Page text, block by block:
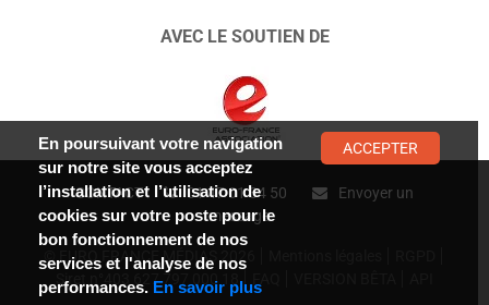
AVEC LE SOUTIEN DE
CONTACT : 01 47 01 34 50
Envoyer un
message
© EURO FRANCE MÉDIAS 2026
Siret n°403 627 797 000 18
En poursuivant votre navigation
sur notre site vous acceptez
l’installation et l’utilisation de
cookies sur votre poste pour le
bon fonctionnement de nos
services et l'analyse de nos
performances. En savoir plus
ACCEPTER